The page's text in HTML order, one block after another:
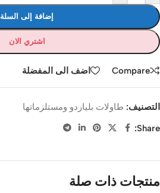
إضافة إلى السلة
اشتري الان
Compare اضف الى المفضلة
التصنيف: طاولات بلياردو ومستلزماتها
Share:
منتجات ذات صلة